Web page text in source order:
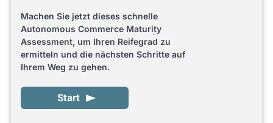
Machen Sie jetzt dieses schnelle
Autonomous Commerce Maturity
Assessment, um Ihren Reifegrad zu
ermitteln und die nächsten Schritte auf
Ihrem Weg zu gehen.
Start